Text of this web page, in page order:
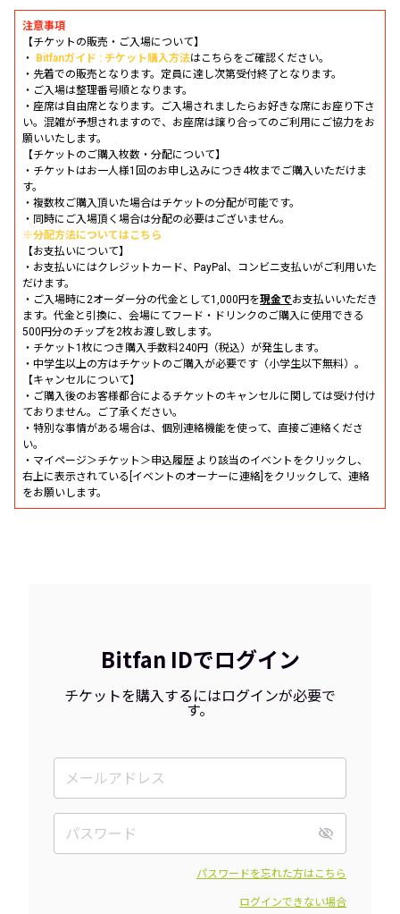
注意事項
【チケットの販売・ご入場について】
・
Bitfanガイド : チケット購入方法はこちらをご確認ください。
・先着での販売となります。定員に達し次第受付終了となります。
・ご入場は整理番号順となります。
・座席は自由席となります。ご入場されましたらお好きな席にお座り下さ
い。混雑が予想されますので、お座席は譲り合ってのご利用にご協力をお
願いいたします。
【チケットのご購入枚数・分配について】
・チケットはお一人様1回のお申し込みにつき4枚までご購入いただけま
す。
・複数枚ご購入頂いた場合はチケットの分配が可能です。
・同時にご入場頂く場合は分配の必要はございません。
※分配方法についてはこちら
【お支払いについて】
・お支払いにはクレジットカード、PayPal、コンビニ支払いがご利用いた
だけます。
・ご入場時に2オーダー分の代金として1,000円を現金でお支払いいただき
ます。代金と引換に、会場にてフード・ドリンクのご購入に使用できる
500円分のチップを2枚お渡し致します。
・チケット1枚につき購入手数料240円（税込）が発生します。
・中学生以上の方はチケットのご購入が必要です（小学生以下無料）。
【キャンセルについて】
・ご購入後のお客様都合によるチケットのキャンセルに関しては受け付け
ておりません。ご了承ください。
・特別な事情がある場合は、個別連絡機能を使って、直接ご連絡くださ
い。
・マイページ＞チケット＞申込履歴 より該当のイベントをクリックし、
右上に表示されている[イベントのオーナーに連絡]をクリックして、連絡
をお願いします。
Bitfan IDでログイン
チケットを購入するにはログインが必要で
す。
パスワードを忘れた方はこちら
ログインできない場合